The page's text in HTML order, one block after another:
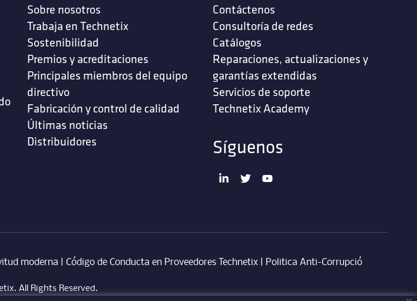
Sobre nosotros
Trabaja en Technetix
Sostenibilidad
Premios y acreditaciones
Principales miembros del equipo
directivo
Fabricación y control de calidad
Últimas noticias
Distribuidores
Contáctenos
‎Consultoría de redes‎
Catálogos
Reparaciones, actualizaciones y
garantías extendidas
Servicios de soporte ‎
Technetix Academy
Síguenos
moderna Código de Conducta en Proveedores Technetix| Politica Anti-Corrupció
All Rights Reserved.